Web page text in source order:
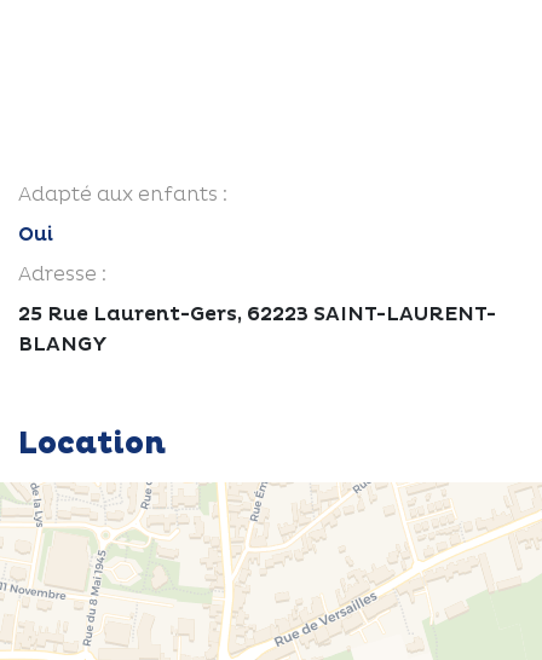
Adapté aux enfants :
Oui
Adresse :
25 Rue Laurent-Gers, 62223 SAINT-LAURENT-
BLANGY
Location